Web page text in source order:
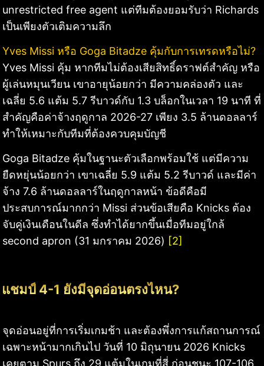
unrestricted free agent แต่ทีมต้องยอมรับว่า Richards
เป็นเพียงตัวเติมความลึก
Yves Missi หรือ Goga Bitadze คุ้มกับการเทรดหรือไม่?
Yves Missi คุ้ม หากทีมไม่ต้องเสียสิทธิ์ดราฟต์สำคัญ หรือ
ผู้เล่นหมุนเวียน เขาอายุน้อยกว่า มีความคล่องตัว และ
เฉลี่ย 5.6 แต้ม 5.7 รีบาวด์กับ 1.3 บล็อกในเวลา 19 นาที ที่
สำคัญคือค่าจ้างฤดูกาล 2026-27 เพียง 3.5 ล้านดอลลาร์
ทำให้เหมาะกับทีมที่ต้องควบคุมบัญชี
Goga Bitadze คุ้มในฐานะตัวเลือกพร้อมใช้ แต่มีความ
ยืดหยุ่นน้อยกว่า เขาเฉลี่ย 5.9 แต้ม 5.2 รีบาวด์ และมีค่า
จ้าง 7.6 ล้านดอลลาร์ในฤดูกาลหน้า ข้อดีคือมี
ประสบการณ์มากกว่า Missi ส่วนข้อเสียคือ Knicks ต้อง
จับคู่เงินเดือนในดีล ซึ่งทำได้ยากขึ้นเมื่อทีมอยู่ใกล้
second apron (31 มกราคม 2026) [2]
แชมป์ 4-1 ยังมีจุดอ่อนตรงไหน?
จุดอ่อนอยู่ที่การเริ่มเกมช้า และต้องพึ่งการแก้สถานการณ์
เฉพาะหน้ามากเกินไป วันที่ 10 มิถุนายน 2026 Knicks
เคยตาม Spurs ถึง 29 แต้มในเกมที่สี่ ก่อนชนะ 107-106